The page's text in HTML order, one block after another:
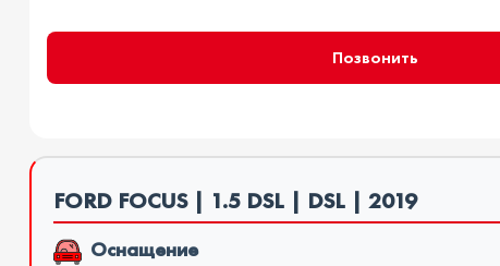
Позвонить
FORD FOCUS | 1.5 DSL | DSL | 2019
Оснащение